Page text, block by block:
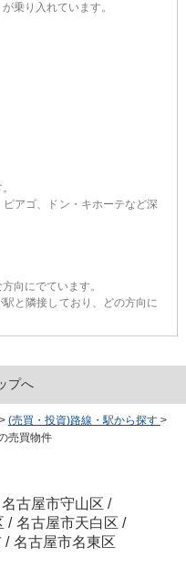
乗り入れています。
アゴ、ドン・キホーテなど深
向にでています。
と隣接しており、どの方向に
プへ
> (売買・投資)路線・駅から探す >
売買物件
名古屋市守山区 /
/ 名古屋市天白区 /
/ 名古屋市名東区